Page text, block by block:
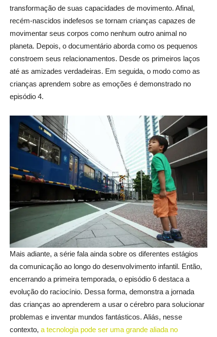
transformação de suas capacidades de movimento. Afinal,
recém-nascidos indefesos se tornam crianças capazes de
movimentar seus corpos como nenhum outro animal no
planeta. Depois, o documentário aborda como os pequenos
constroem seus relacionamentos. Desde os primeiros laços
até as amizades verdadeiras. Em seguida, o modo como as
crianças aprendem sobre as emoções é demonstrado no
episódio 4.
Mais adiante, a série fala ainda sobre os diferentes estágios
da comunicação ao longo do desenvolvimento infantil. Então,
encerrando a primeira temporada, o episódio 6 destaca a
evolução do raciocínio. Dessa forma, demonstra a jornada
das crianças ao aprenderem a usar o cérebro para solucionar
problemas e inventar mundos fantásticos. Aliás, nesse
contexto, a tecnologia pode ser uma grande aliada no